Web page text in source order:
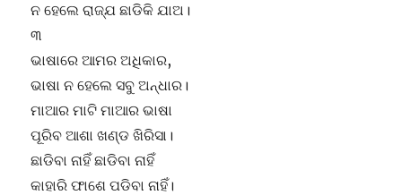
ନ ହେଲେ ରାଜ୍ଯ ଛାଡିକି ଯାଅ।
୩
ଭାଷାରେ ଆମର ଅଧିକାର,
ଭାଷା ନ ହେଲେ ସବୁ ଅନ୍ଧାର।
ମାଆର ମାଟି ମାଆର ଭାଷା
ପୂରିବ ଆଶା ଖଣ୍ଡ ଖିରିସା।
ଛାଡିବା ନାହିଁ ଛାଡିବା ନାହିଁ
କାହାରି ଫାଶେ ପଡିବା ନାହିଁ।